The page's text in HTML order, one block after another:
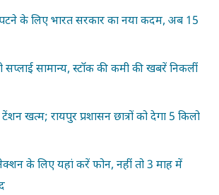
के लिए भारत सरकार का नया कदम, अब 15
सप्लाई सामान्य, स्टॉक की कमी की खबरें निकलीं
खत्म; रायपुर प्रशासन छात्रों को देगा 5 किलो
के लिए यहां करें फोन, नहीं तो 3 माह में